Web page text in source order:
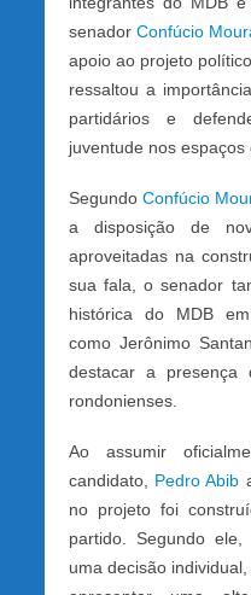
senador Confúcio
apoio ao projeto
ressaltou a
partidários e
juventude nos espaços
Segundo Confúcio
a disposição de
aproveitadas na
sua fala, o senador
histórica do MDB
como Jerônimo
destacar a presença
rondonienses.
Ao assumir
candidato, Pedro Abib
no projeto foi
partido. Segundo
uma decisão